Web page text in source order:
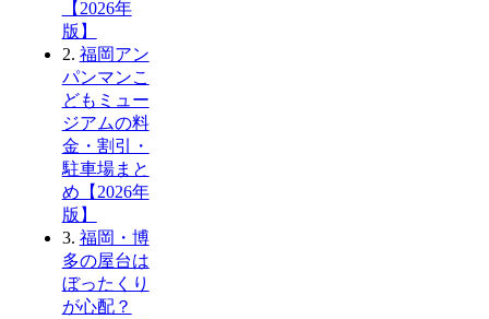
【2026年
版】
2. 福岡アン
パンマンこ
どもミュー
ジアムの料
金・割引・
駐車場まと
め【2026年
版】
3. 福岡・博
多の屋台は
ぼったくり
が心配？